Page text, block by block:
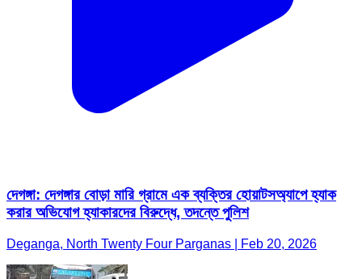
দেগঙ্গা: দেগঙ্গার বোড়া মারি গ্রামে এক ব্যক্তির হোয়াটসঅ্যাপে হ্যাক
করার অভিযোগ হ্যাকারদের বিরুদ্ধে, তদন্তে পুলিশ
Deganga, North Twenty Four Parganas | Feb 20, 2026